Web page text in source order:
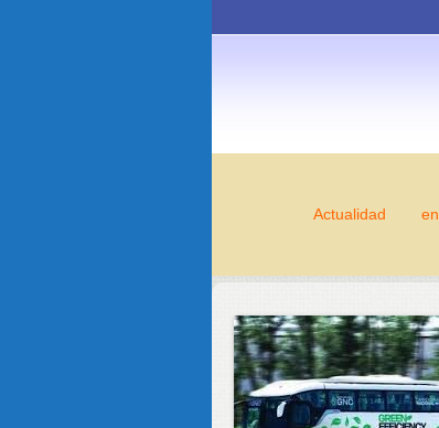
Actualidad